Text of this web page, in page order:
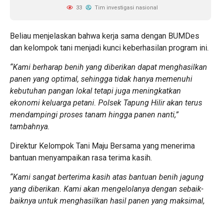
33 Tim investigasi nasional
Beliau menjelaskan bahwa kerja sama dengan BUMDes
dan kelompok tani menjadi kunci keberhasilan program ini.
“Kami berharap benih yang diberikan dapat menghasilkan
panen yang optimal, sehingga tidak hanya memenuhi
kebutuhan pangan lokal tetapi juga meningkatkan
ekonomi keluarga petani. Polsek Tapung Hilir akan terus
mendampingi proses tanam hingga panen nanti,”
tambahnya.
Direktur Kelompok Tani Maju Bersama yang menerima
bantuan menyampaikan rasa terima kasih.
“Kami sangat berterima kasih atas bantuan benih jagung
yang diberikan. Kami akan mengelolanya dengan sebaik-
baiknya untuk menghasilkan hasil panen yang maksimal,